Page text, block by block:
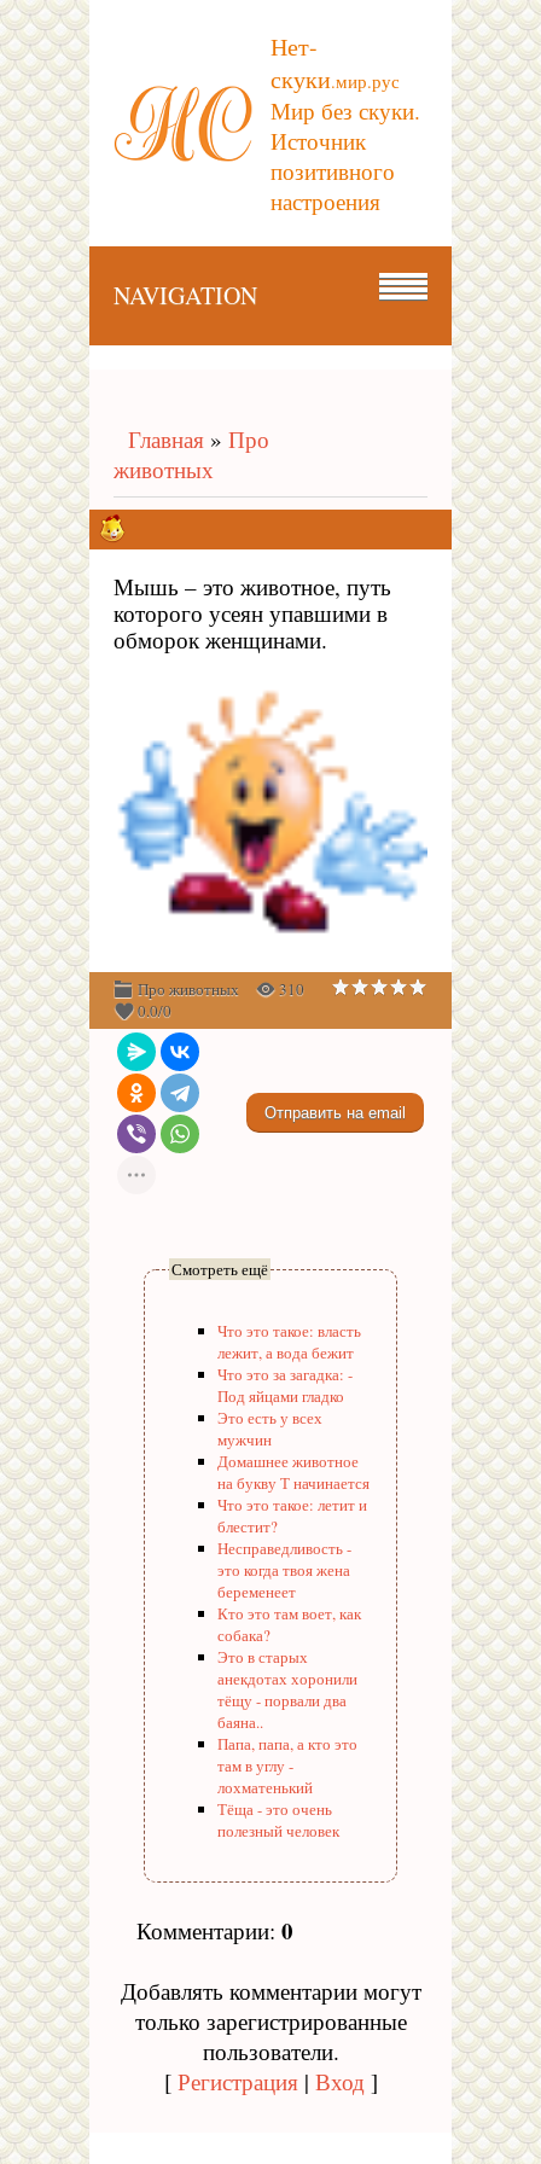
Нет-
скуки.мир.рус
Мир без скуки.
Источник
позитивного
настроения
NAVIGATION
Главная » Про
животных
Мышь – это животное, путь
которого усеян упавшими в
обморок женщинами.
Про животных
310
0.0/0
Смотреть ещё
Что это такое: власть
лежит, а вода бежит
Что это за загадка: -
Под яйцами гладко
Это есть у всех
мужчин
Домашнее животное
на букву Т начинается
Что это такое: летит и
блестит?
Несправедливость -
это когда твоя жена
беременеет
Кто это там воет, как
собака?
Это в старых
анекдотах хоронили
тёщу - порвали два
баяна..
Папа, папа, а кто это
там в углу -
лохматенький
Тёща - это очень
полезный человек
Комментарии: 0
Добавлять комментарии могут
только зарегистрированные
пользователи.
[ Регистрация| Вход ]